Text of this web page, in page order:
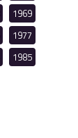
1969
1977
1985